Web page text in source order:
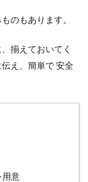
のもあります。
揃えておいてく
え、簡単で 安全
用意